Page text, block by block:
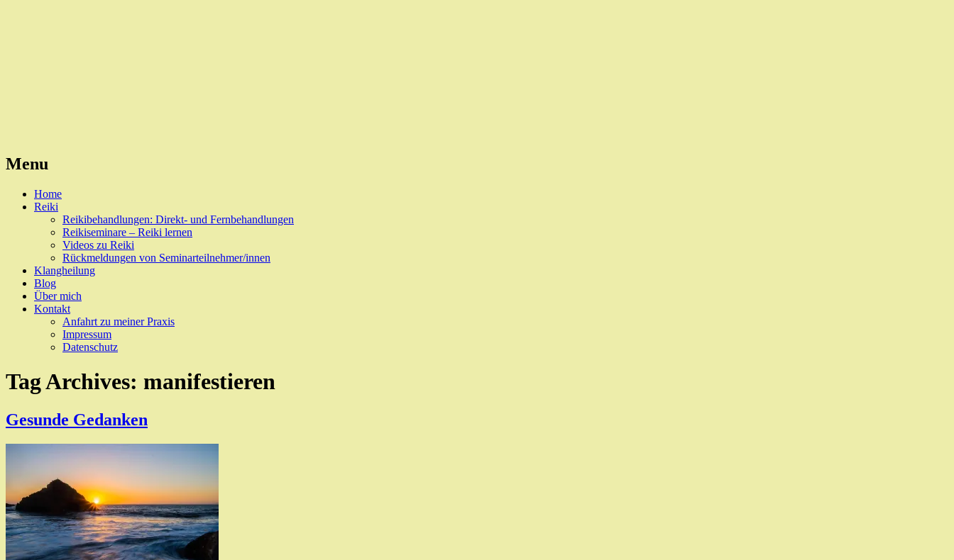
Menu
Skip
Home
Reiki
Reikibehandlungen: Direkt- und Fernbehandlungen
Reikiseminare – Reiki lernen
Videos zu Reiki
Rückmeldungen von Seminarteilnehmer/innen
Klangheilung
Blog
Über mich
Kontakt
Anfahrt zu meiner Praxis
Impressum
Datenschutz
Tag Archives: manifestieren
Gesunde Gedanken